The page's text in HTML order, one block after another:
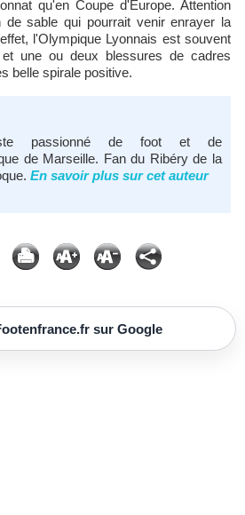
qu'en Coupe d'Europe. Attention
sable qui pourrait venir enrayer la
l'Olympique Lyonnais est souvent
une ou deux blessures de cadres
belle spirale positive.
passionné de foot et de
de Marseille. Fan du Ribéry de la
En savoir plus sur cet auteur
sur Google